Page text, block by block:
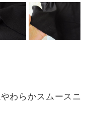
わらかスムースニ